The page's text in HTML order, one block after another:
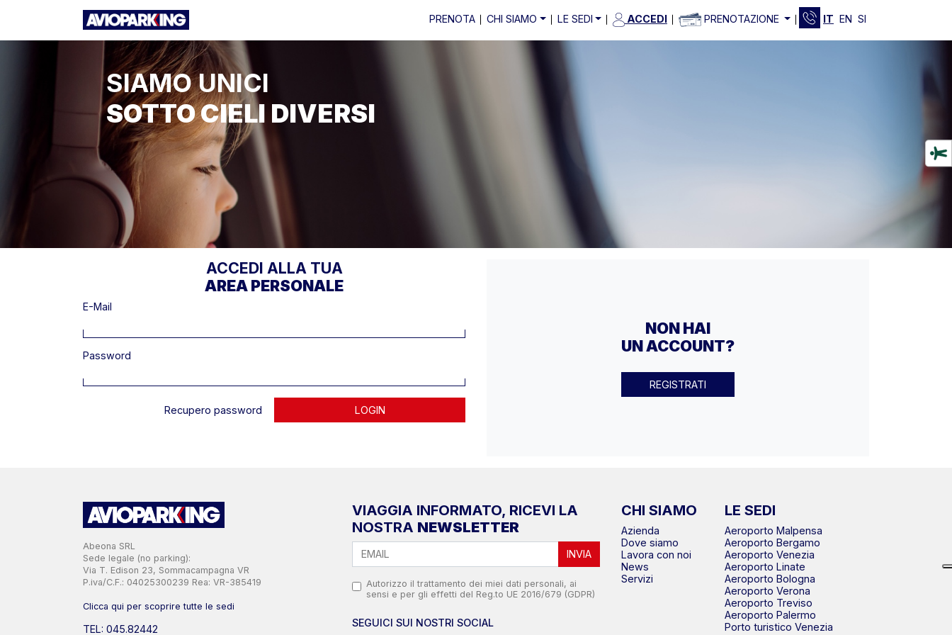
PRENOTA CHI SIAMO LE SEDI ACCEDI PRENOTAZIONE IT EN SI
SIAMO UNICI
SOTTO CIELI DIVERSI
ACCEDI ALLA TUA
AREA PERSONALE
E-Mail
Password
Recupero password LOGIN
NON HAI
UN ACCOUNT?
REGISTRATI
Abeona SRL
Sede legale (no parking):
Via T. Edison 23, Sommacampagna VR
P.iva/C.F.: 04025300239 Rea: VR-385419
Clicca qui per scoprire tutte le sedi
TEL: 045.82442
VIAGGIA INFORMATO, RICEVI LA
NOSTRA NEWSLETTER
INVIA
Autorizzo il trattamento dei miei dati personali, ai
sensi e per gli effetti del Reg.to UE 2016/679 (GDPR)
SEGUICI SUI NOSTRI SOCIAL
CHI SIAMO
Azienda
Dove siamo
Lavora con noi
News
Servizi
LE SEDI
Aeroporto Malpensa
Aeroporto Bergamo
Aeroporto Venezia
Aeroporto Linate
Aeroporto Bologna
Aeroporto Verona
Aeroporto Treviso
Aeroporto Palermo
Porto turistico Venezia